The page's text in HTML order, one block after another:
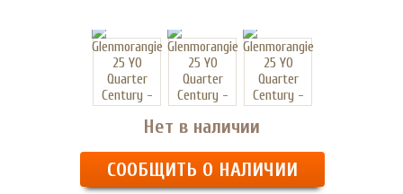
Нет в наличии
СООБЩИТЬ О НАЛИЧИИ